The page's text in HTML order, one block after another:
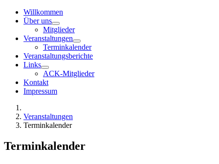
Willkommen
Über uns
Mitglieder
Veranstaltungen
Terminkalender
Veranstaltungsberichte
Links
ACK-Mitglieder
Kontakt
Impressum
Veranstaltungen
Terminkalender
Terminkalender